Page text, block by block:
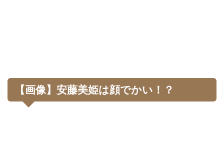
【画像】安藤美姫は顔でかい！？